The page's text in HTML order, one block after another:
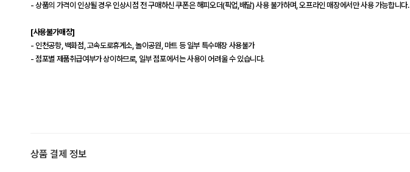
- 상품의 가격이 인상될 경우 인상시점 전 구매하신 쿠폰은 해피오더(픽업,배달) 사용 불가하며, 오프라인 매장에서만 사용 가능합니다.
[사용불가매장]
- 인천공항, 백화점, 고속도로휴게소, 놀이공원, 마트 등 일부 특수매장 사용불가
- 점포별 제품취급여부가 상이하므로, 일부 점포에서는 사용이 어려울 수 있습니다.
상품 결제 정보